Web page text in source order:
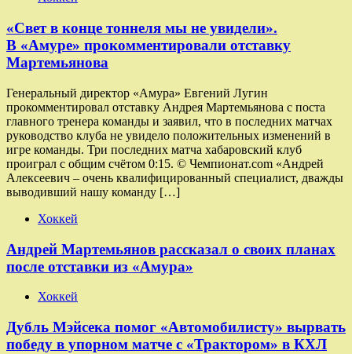
«Свет в конце тоннеля мы не увидели».
В «Амуре» прокомментировали отставку
Мартемьянова
Генеральный директор «Амура» Евгений Лугин
прокомментировал отставку Андрея Мартемьянова с поста
главного тренера команды и заявил, что в последних матчах
руководство клуба не увидело положительных изменений в
игре команды. Три последних матча хабаровский клуб
проиграл с общим счётом 0:15. © Чемпионат.com «Андрей
Алексеевич – очень квалифицированный специалист, дважды
выводивший нашу команду […]
Хоккей
Андрей Мартемьянов рассказал о своих планах
после отставки из «Амура»
Хоккей
Дубль Мэйсека помог «Автомобилисту» вырвать
победу в упорном матче с «Трактором» в КХЛ